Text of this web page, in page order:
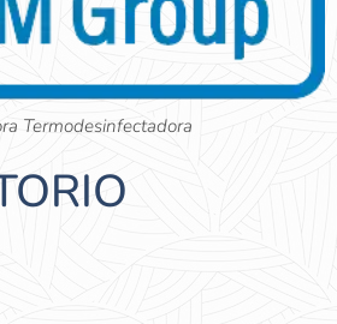
Termodesinfectadora